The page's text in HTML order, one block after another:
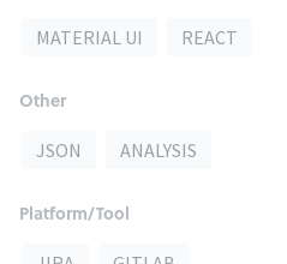
MATERIAL UI REACT
Other
JSON ANALYSIS
Platform/Tool